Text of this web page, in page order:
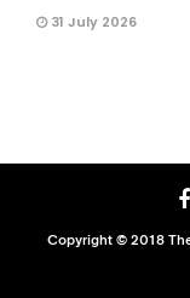
31 July 2026
Copyright © 2018